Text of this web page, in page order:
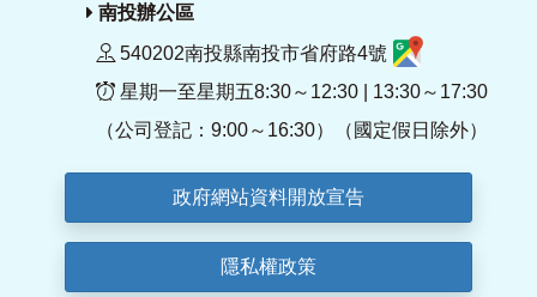
南投辦公區
540202南投縣南投市省府路4號
星期一至星期五8:30～12:30 | 13:30～17:30
（公司登記：9:00～16:30）（國定假日除外）
政府網站資料開放宣告
隱私權政策